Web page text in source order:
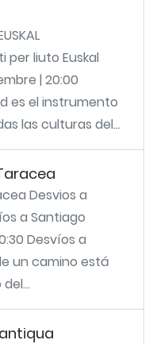
per liuto Euskal
| 20:00
es el instrumento
las culturas del...
Desvios a
a Santiago
Desvíos a
un camino está